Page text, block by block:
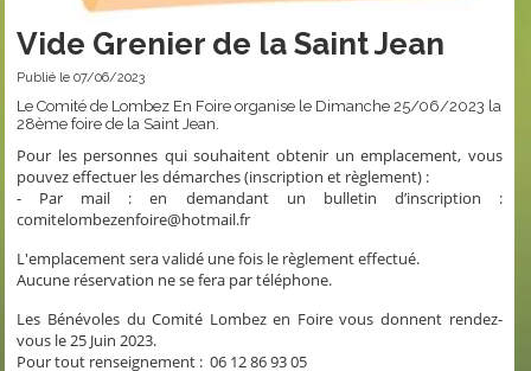
Vide Grenier de la Saint Jean
Publié le 07/06/2023
Le Comité de Lombez En Foire organise le Dimanche 25/06/2023 la
28ème foire de la Saint Jean.
Pour les personnes qui souhaitent obtenir un emplacement, vous
pouvez effectuer les démarches (inscription et règlement) :
- Par mail : en demandant un bulletin d’inscription :
comitelombezenfoire@hotmail.fr
L'emplacement sera validé une fois le règlement effectué.
Aucune réservation ne se fera par téléphone.
Les Bénévoles du Comité Lombez en Foire vous donnent rendez-
vous le 25 Juin 2023.
Pour tout renseignement : 06 12 86 93 05